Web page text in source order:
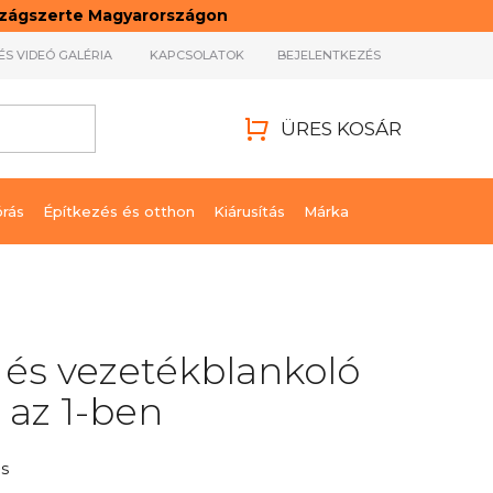
Magyarországon
VIDEÓ GALÉRIA KAPCSOLATOK BEJELENTKEZÉS
ÜRES KOSÁR
Építkezés és otthon Kiárusítás Márka
vezetékblankoló
1-ben